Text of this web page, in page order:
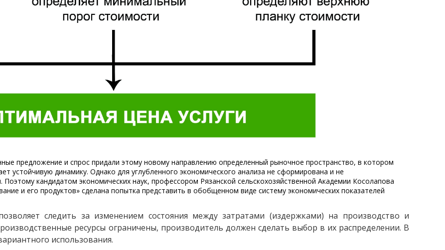
предложение и спрос придали этому новому направлению определенный рыночное пространство, в котором
устойчивую динамику. Однако для углубленного экономического анализа не сформирована и не
кандидатом экономических наук, профессором Рязанской сельскохозяйственной Академии Косолапова
и его продуктов» сделана попытка представить в обобщенном виде систему экономических показателей
следить за изменением состояния между затратами (издержками) на производство и
ресурсы ограничены, производитель должен сделать выбор в их распределении. В
использования.